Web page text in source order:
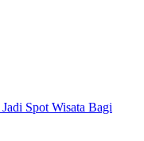
Spot Wisata Bagi